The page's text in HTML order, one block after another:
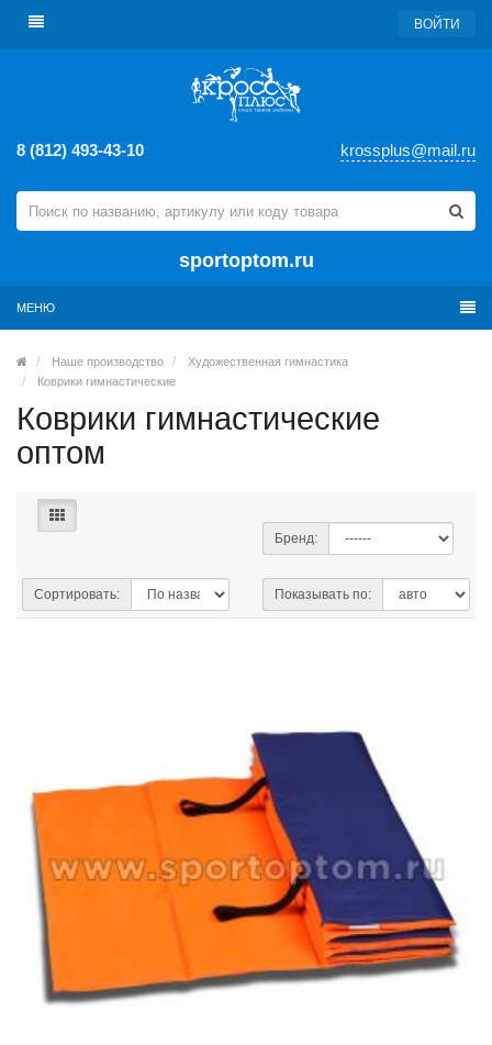
ВОЙТИ
8 (812) 493-43-10 krossplus@mail.ru
sportoptom.ru
МЕНЮ
Наше производство
Художественная гимнастика
Коврики гимнастические
Коврики гимнастические
оптом
Бренд:
Сортировать: Показывать по: